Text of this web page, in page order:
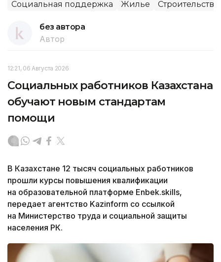
Социальная поддержка Жилье Строительство
без автора
Автор
12:21, 06 Августа 2026
Социальных работников Казахстана
обучают новым стандартам
помощи
В Казахстане 12 тысяч социальных работников
прошли курсы повышения квалификации
на образовательной платформе Enbek.skills,
передает агентство Kazinform со ссылкой
на Министерство труда и социальной защиты
населения РК.